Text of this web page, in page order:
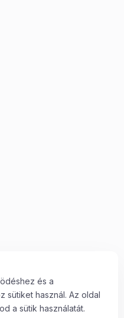
és a
sütiket használ. Az oldal
a sütik használatát.